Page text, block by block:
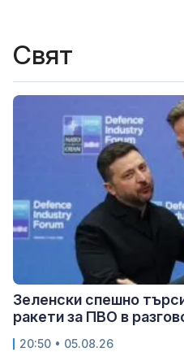
Свят
Зеленски спешно
ракети за ПВО в
20:50 • 05.08.26